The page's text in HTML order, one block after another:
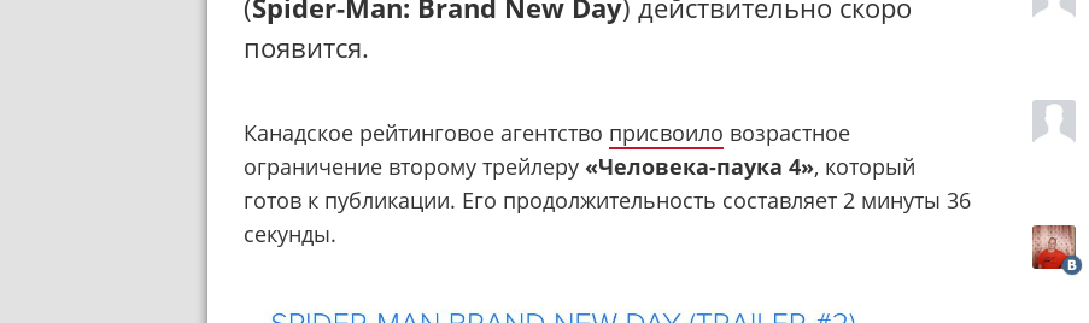
(Spider-Man: Brand New Day) действительно скоро
появится.
Канадское рейтинговое агентство присвоило возрастное
ограничение второму трейлеру «Человека-паука 4», который
готов к публикации. Его продолжительность составляет 2 минуты 36
секунды.